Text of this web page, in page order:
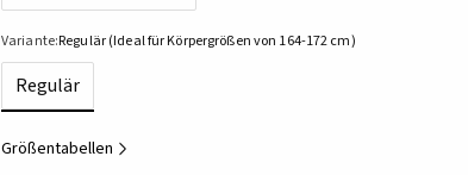
Variante:Regulär (Ideal für Körpergrößen von 164-172 cm)
Regulär
Größentabellen